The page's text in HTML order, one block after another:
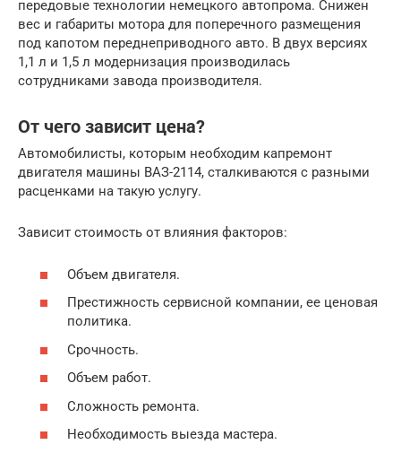
передовые технологии немецкого автопрома. Снижен
вес и габариты мотора для поперечного размещения
под капотом переднеприводного авто. В двух версиях
1,1 л и 1,5 л модернизация производилась
сотрудниками завода производителя.
От чего зависит цена?
Автомобилисты, которым необходим капремонт
двигателя машины ВАЗ-2114, сталкиваются с разными
расценками на такую услугу.
Зависит стоимость от влияния факторов:
Объем двигателя.
Престижность сервисной компании, ее ценовая
политика.
Срочность.
Объем работ.
Сложность ремонта.
Необходимость выезда мастера.